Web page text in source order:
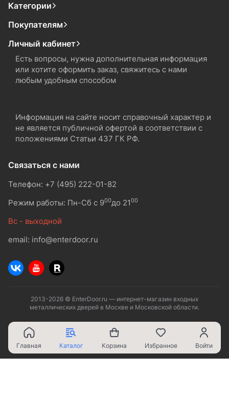
Категории
Покупателям
Личный кабинет
Есть вопросы, нужна дополнительная информация
или хотите оформить заказ, свяжитесь с нами
любым удобным способом
Информация на сайте носит справочный характер и
не является публичной офертой в соответствии с
положениями Статьи 437 ГК РФ.
Связаться с нами
Телефон: +7 (495) 222-01-82
Режим работы: Пн-Сб с 900до 2100
Вс - выходной
email: info@enterdoor.ru
2013-2026 © EnterDoor.ru — интернет-магазин входных
металлических дверей в Москве и Московской области.
Главная Каталог Корзина Избранное Войти